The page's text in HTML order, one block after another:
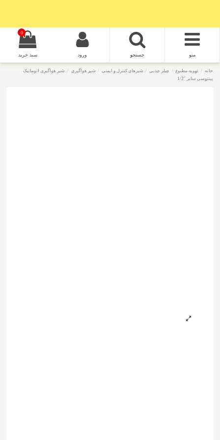
منو جستجو ورود
0
سبد خرید
خانه تهویه مطبوع چیلر جذبی شیرهای کنترل و ایمنی شیر هواگیری
شیر هواگیری اتوماتیک
پینتوسی سایز "1/2